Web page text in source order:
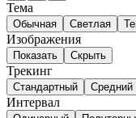
Тема
Обычная Светлая
Изображения
Показать Скрыть
Трекинг
Стандартный Средний
Интервал